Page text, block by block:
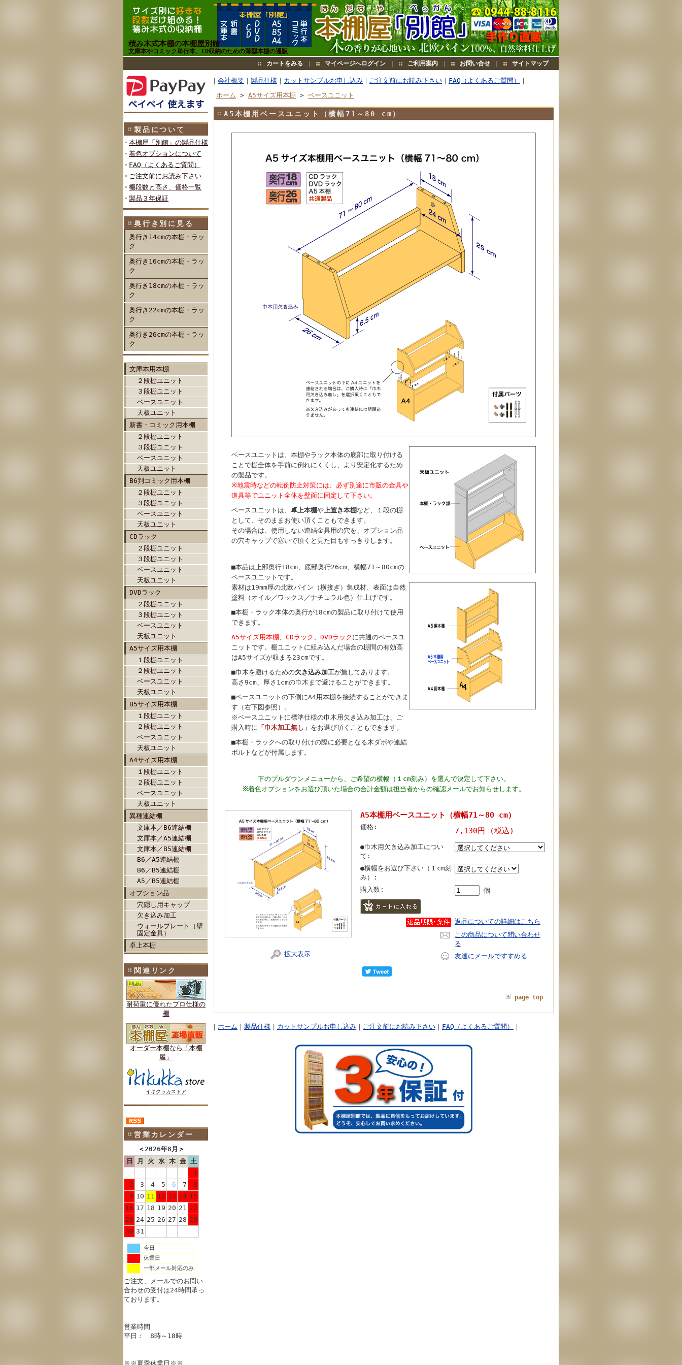
積み木式本棚の本棚屋別館
文庫本やコミック単行本、CD収納のための薄型本棚の通販
カートをみる
マイページへログイン ご利用案内 お問い合せ サイトマップ
製品について
本棚屋「別館」の製品仕様
着色オプションについて
FAQ（よくあるご質問）
ご注文前にお読み下さい
棚段数と高さ、価格一覧
製品３年保証
奥行き別に見る
奥行き14cmの本棚・ラッ
ク
奥行き16cmの本棚・ラッ
ク
奥行き18cmの本棚・ラッ
ク
奥行き22cmの本棚・ラッ
ク
奥行き26cmの本棚・ラッ
ク
文庫本用本棚
２段棚ユニット
３段棚ユニット
ベースユニット
天板ユニット
新書・コミック用本棚
２段棚ユニット
３段棚ユニット
ベースユニット
天板ユニット
B6判コミック用本棚
２段棚ユニット
３段棚ユニット
ベースユニット
天板ユニット
CDラック
２段棚ユニット
３段棚ユニット
ベースユニット
天板ユニット
DVDラック
２段棚ユニット
３段棚ユニット
ベースユニット
天板ユニット
A5サイズ用本棚
１段棚ユニット
２段棚ユニット
ベースユニット
天板ユニット
B5サイズ用本棚
１段棚ユニット
２段棚ユニット
ベースユニット
天板ユニット
A4サイズ用本棚
１段棚ユニット
２段棚ユニット
ベースユニット
天板ユニット
異種連結棚
文庫本／B6連結棚
文庫本／A5連結棚
文庫本／B5連結棚
B6／A5連結棚
B6／B5連結棚
A5／B5連結棚
オプション品
穴隠し用キャップ
欠き込み加工
ウォールプレート（壁
固定金具）
卓上本棚
関連リンク
耐荷重に優れたプロ仕様の
棚
オーダー本棚なら「本棚
屋」
イキクッカストア
営業カレンダー
＜2026年8月 ＞
日
月 火 水 木 金 土
1
2
3 4 5 6 7
8
9 10 11 12 13 14 15
16 17 18 19 20 21 22
23 24 25 26 27 28 29
30 31
今日
休業日
一部メール対応のみ
ご注文、メールでのお問い
合わせの受付は24時間承っ
ております。
営業時間
平日： 8時～18時
※※夏季休業日※※
｜ 会社概要 ｜ 製品仕様 ｜ カットサンプルお申し込み ｜ ご注文前にお読み下さい ｜ FAQ（よくあるご質問）
｜
ホーム > A5サイズ用本棚 > ベースユニット
A5本棚用ベースユニット（横幅71～80 cm）
ベースユニットは、本棚やラック本体の底部に取り付ける
ことで棚全体を手前に倒れにくくし、より安定化するため
の製品です。
※地震時などの転倒防止対策には、必ず別途に市販の金具や
道具等でユニット全体を壁面に固定して下さい。
ベースユニットは、 卓上本棚や上置き本棚など、１段の棚
として、そのままお使い頂くこともできます。
その場合は、使用しない連結金具用の穴を、オプション品
の穴キャップで塞いで頂くと見た目もすっきりします。
■本品は上部奥行18cm、底部奥行26cm、横幅71～80cmの
ベースユニットです。
素材は19mm厚の北欧パイン（横接ぎ）集成材、表面は自然
塗料（オイル／ワックス／ナチュラル色）仕上げです。
■本棚・ラック本体の奥行が18cmの製品に取り付けて使用
できます。
A5サイズ用本棚、 CDラック 、 DVDラック に共通のベースユ
ニットです。棚ユニットに組み込んだ場合の棚間の有効高
はA5サイズが収まる23cmです。
■巾木を避けるための欠き込み加工が施してあります。
高さ9cm、厚さ1cmの巾木まで避けることができます。
■ベースユニットの下側にA4用本棚を接続することができま
す（右下図参照）。
※ベースユニットに標準仕様の巾木用欠き込み加工は、ご
購入時に 「巾木加工無し」 をお選び頂くこともできます。
■本棚・ラックへの取り付けの際に必要となる木ダボや連結
ボルトなどが付属します。
下のプルダウンメニューから、ご希望の横幅（１cm刻み）を選んで決定して下さい。
※着色オプションをお選び頂いた場合の合計金額は担当者からの確認メールでお知らせします。
拡大表示
A5本棚用ベースユニット（横幅71～80 cm）
価格: 7,130円 (税込)
●巾木用欠き込み加工につい
て:
●横幅をお選び下さい（１cm刻
み）:
購入数:
個
返品についての詳細はこちら
この商品について問い合わせ
る
友達にメールですすめる
page top
｜ ホーム ｜ 製品仕様 ｜ カットサンプルお申し込み ｜ ご注文前にお読み下さい ｜ FAQ（よくあるご質問） ｜